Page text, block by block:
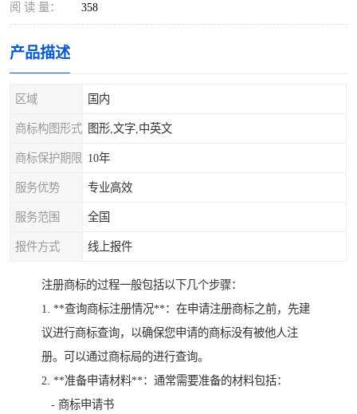
阅 读 量： 358
产品描述
区域 国内
商标构图形式 图形,文字,中英文
商标保护期限 10年
服务优势 专业高效
服务范围 全国
报件方式 线上报件
注册商标的过程一般包括以下几个步骤：
1. **查询商标注册情况**：在申请注册商标之前，先建
议进行商标查询，以确保您申请的商标没有被他人注
册。可以通过商标局的进行查询。
2. **准备申请材料**：通常需要准备的材料包括：
- 商标申请书